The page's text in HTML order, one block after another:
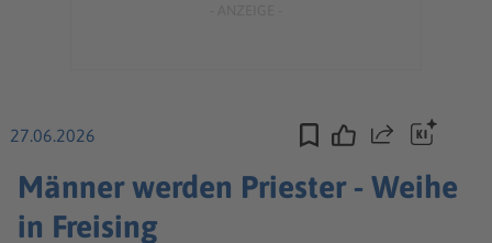
27.06.2026 Teilen
Männer werden Priester - Weihe
in Freising